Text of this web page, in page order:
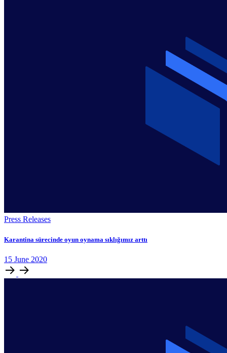
Press Releases
Karantina sürecinde oyun oynama sıklığımız arttı
15 June 2020